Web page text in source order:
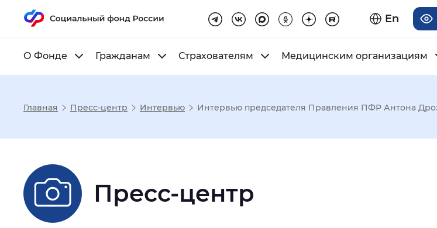
En
О Фонде Гражданам Страхователям Медицинским организациям
Настройка режима
Размер шрифта
Шрифт
Главная Пресс-центр Интервью Интервью председателя Правления ПФР Антона
Пресс-центр